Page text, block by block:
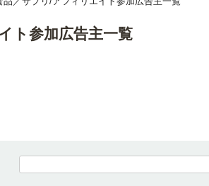
ト参加広告主一覧